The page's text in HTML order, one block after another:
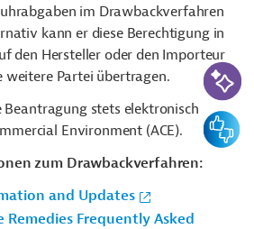
im Drawbackverfahren
kann er diese Berechtigung in
den Hersteller oder den Importeur
weitere Partei übertragen.
Beantragung stets elektronisch
Environment (ACE).
zum Drawbackverfahren:
and Updates
Remedies Frequently Asked
KI-